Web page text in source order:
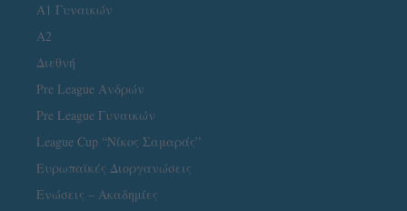
Α1 Γυναικών
A2
Διεθνή
Pre League Ανδρών
Pre League Γυναικών
League Cup “Νίκος Σαμαράς”
Ευρωπαϊκές Διοργανώσεις
Ενώσεις – Ακαδημίες